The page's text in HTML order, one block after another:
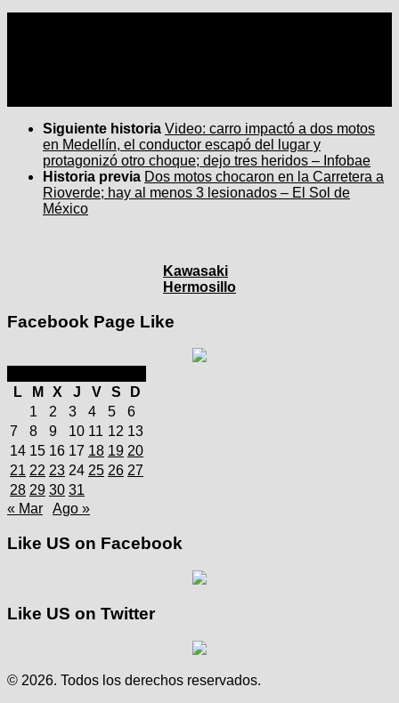
Siguiente historia Video: carro impactó a dos motos
en Medellín, el conductor escapó del lugar y
protagonizó otro choque; dejo tres heridos – Infobae
Historia previa Dos motos chocaron en la Carretera a
Rioverde; hay al menos 3 lesionados – El Sol de
México
Kawasaki
Hermosillo
Facebook Page Like
L
M X J V S
D
1
2 3 4 5
6
7
8 9 10 11 12 13
14 15 16 17 18 19 20
21 22 23 24 25 26 27
28 29 30 31
« Mar
Ago »
Like US on Facebook
Like US on Twitter
© 2026. Todos los derechos reservados.